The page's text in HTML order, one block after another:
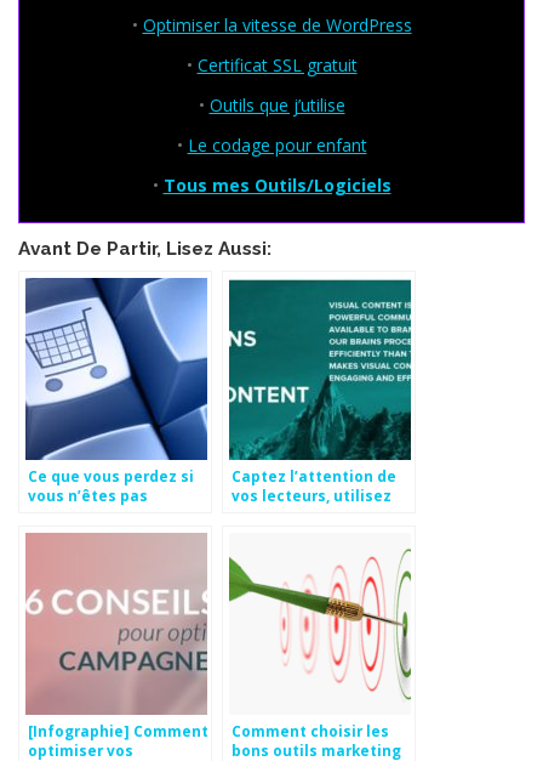
• Optimiser la vitesse de WordPress
• Certificat SSL gratuit
• Outils que j’utilise
• Le codage pour enfant
• Tous mes Outils/Logiciels
Avant De Partir, Lisez Aussi:
Ce que vous perdez si
vous n’êtes pas
Captez l’attention de
vos lecteurs, utilisez
[Infographie] Comment
optimiser vos
Comment choisir les
bons outils marketing